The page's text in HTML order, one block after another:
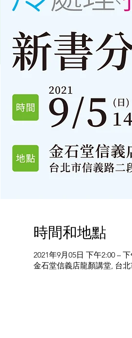
時間和地點
2021年9月05日 下午2:00 –
金石堂信義店龍顏講堂, 台